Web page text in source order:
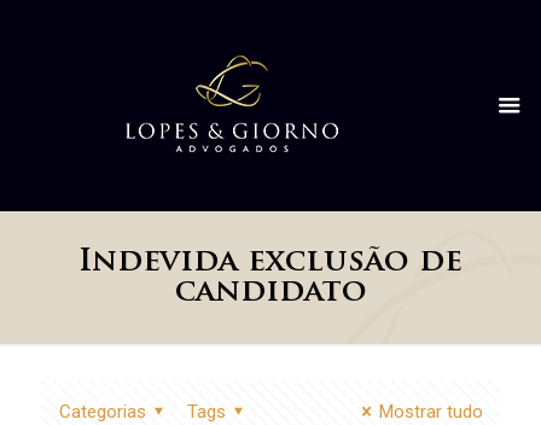
Indevida exclusão de
candidato
Categorias Tags Mostrar tudo